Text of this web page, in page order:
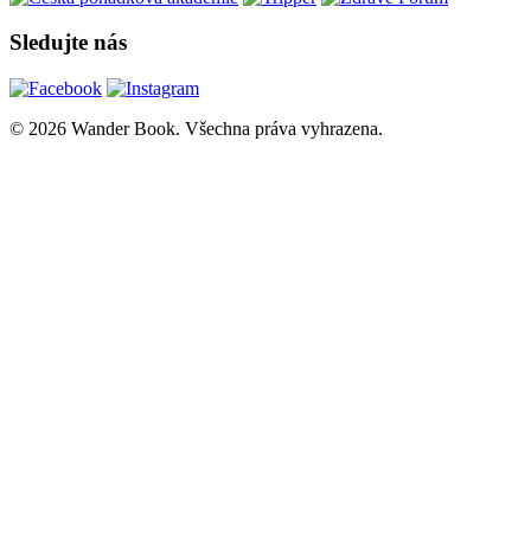
Sledujte nás
© 2026 Wander Book. Všechna práva vyhrazena.